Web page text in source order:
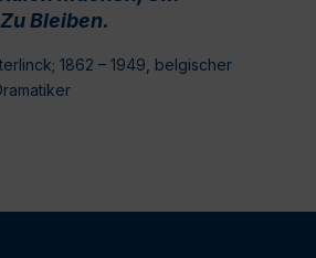
Bleiben.
1862 – 1949, belgischer